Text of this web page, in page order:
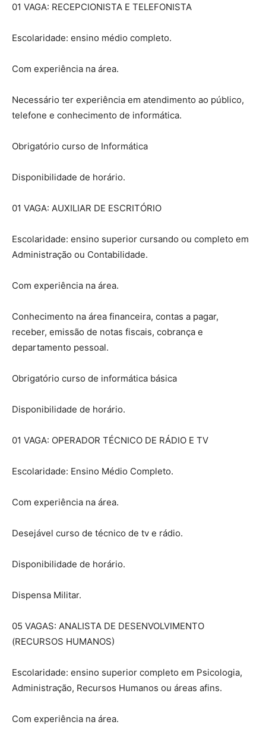
01 VAGA: RECEPCIONISTA E TELEFONISTA
Escolaridade: ensino médio completo.
Com experiência na área.
Necessário ter experiência em atendimento ao público,
telefone e conhecimento de informática.
Obrigatório curso de Informática
Disponibilidade de horário.
01 VAGA: AUXILIAR DE ESCRITÓRIO
Escolaridade: ensino superior cursando ou completo em
Administração ou Contabilidade.
Com experiência na área.
Conhecimento na área financeira, contas a pagar,
receber, emissão de notas fiscais, cobrança e
departamento pessoal.
Obrigatório curso de informática básica
Disponibilidade de horário.
01 VAGA: OPERADOR TÉCNICO DE RÁDIO E TV
Escolaridade: Ensino Médio Completo.
Com experiência na área.
Desejável curso de técnico de tv e rádio.
Disponibilidade de horário.
Dispensa Militar.
05 VAGAS: ANALISTA DE DESENVOLVIMENTO
(RECURSOS HUMANOS)
Escolaridade: ensino superior completo em Psicologia,
Administração, Recursos Humanos ou áreas afins.
Com experiência na área.